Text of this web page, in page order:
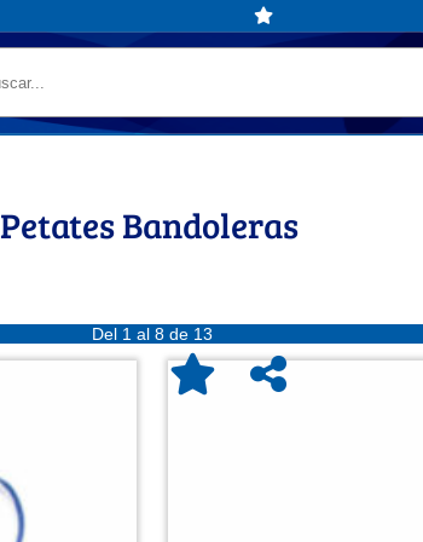
Petates Bandoleras
Del 1 al 8 de 13